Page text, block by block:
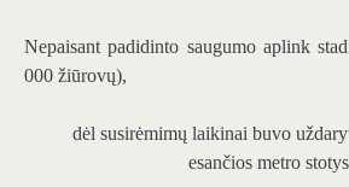
Nepaisant padidinto saugumo aplink
000 žiūrovų),
dėl susirėmimų laikinai buvo
esančios metro